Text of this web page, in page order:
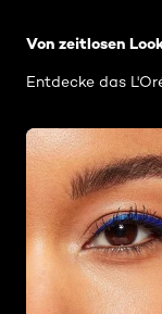
Von zeitlosen
Entdecke das